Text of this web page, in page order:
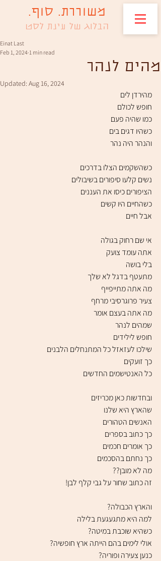
משוררת. סוף.
הבלוג של עינת לסט
מהים לנהר
Einat Last
Feb 1, 2024 1 min read
Updated: Aug 16, 2024
מהירדן לים
חופש לכולם
כמו שהיה פעם
כשהיו דגים בים
והנהר היה נהר
כשהשקמים הצלו בדרכים
נשים קלעו סיפורים בשיבולים
הציפורים כיסו את העננים
כשהחיים היו קשים
אבל חיים
אי שם רחוק בגולה
אתה עומד צועק
בלי בושה
מתעטף בדגל לא שלך
מה אתה מתייפייף
צעיר פרוגרסיבי מרחף
מה אתה בעצם אומר
שמהים לנהר
חופש לילידים
שילכו לעזאזל כל המתנחלים הלבנים
כך זועקים
כל האנטישמים החדשים
ובחדשות כאן מכריזים
שהארץ היא שלנו
האנשים הטהורים
כך כתוב בספרים
כך אומרים חכמים
כך נחתם בהסכמים
מה לא מובן??
זה כתוב שחור על גבי קלף לבן!
והארץ הכבולה?
למה היא מתגעגעת בלילה
כשהיא שוכבת במיטה?
אולי לימים בהם הייתה ארץ חופשיה?
כנען צעירה ופוריה?